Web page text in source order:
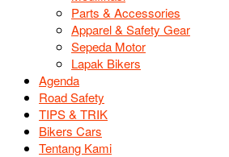
Parts & Accessories
Apparel & Safety Gear
Sepeda Motor
Lapak Bikers
Agenda
Road Safety
TIPS & TRIK
Bikers Cars
Tentang Kami